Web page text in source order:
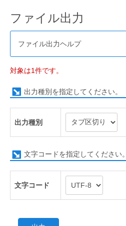
ファイル出力
ファイル出力ヘルプ
対象は1件です。
出力種別を指定してください。
出力種別
文字コードを指定してください。
文字コード